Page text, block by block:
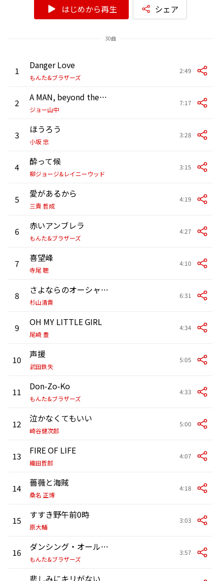
はじめから再生 シェア
30曲
1 Danger Love
もんた&ブラザーズ
2:49
2 A MAN, beyond the sky
ジョー山中
7:17
3 ほうろう
小坂 忠
3:28
4 酔って候
柳ジョージ&レイニーウッド
3:15
5 愛があるから
三貴 哲成
4:19
6 赤いアンブレラ
もんた&ブラザーズ
4:27
7 喜望峰
寺尾 聰
4:10
8 さよならのオーシャン<オーシャン'95>
杉山清貴
6:31
9 OH MY LITTLE GIRL
尾崎 豊
4:34
10 声援
武田鉄矢
5:05
11 Don-Zo-Ko
もんた&ブラザーズ
4:33
12 泣かなくてもいい
崎谷健次郎
5:00
13 FIRE OF LIFE
織田哲郎
4:07
14 薔薇と海賊
桑名 正博
4:18
15 すすき野午前0時
原大輔
3:03
16 ダンシング・オールナイト
もんた&ブラザーズ
3:57
悲しみにキリがない